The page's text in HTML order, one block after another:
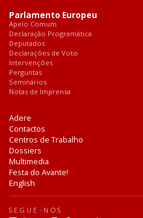
Parlamento Europeu
Apelo Comum
Declaração Programática
Deputados
Declarações de Voto
Intervenções
Perguntas
Seminários
Notas de Imprensa
Adere
Contactos
Centros de Trabalho
Dossiers
Multimedia
Festa do Avante!
English
SEGUE-NOS